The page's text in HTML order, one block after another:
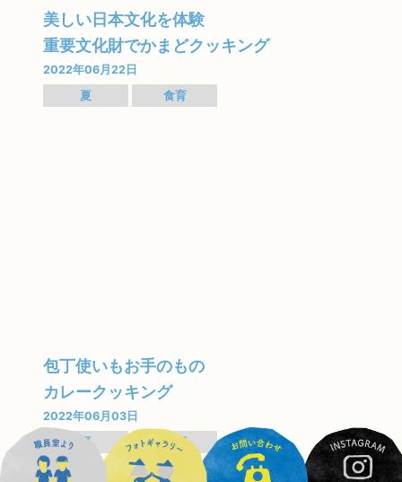
美しい日本文化を体験
重要文化財でかまどクッキング
2022年06月22日
夏
食育
包丁使いもお手のもの
カレークッキング
2022年06月03日
夏
食育